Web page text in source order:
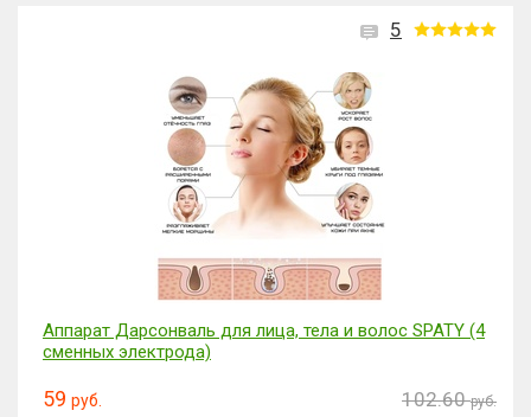
5
Аппарат Дарсонваль для лица, тела и волос SPATY (4
сменных электрода)
59 руб. 102.60 руб.